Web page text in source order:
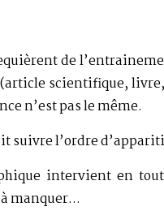
de
scientifique,
n’est pas le même.
suivre l’ordre
intervient en
manquer…